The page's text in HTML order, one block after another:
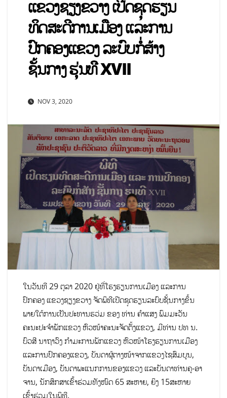
ແຂວງຊຽງຂວາງ ເປີດຊຸດຮຽນ
ທິດສະດີການເມືອງ ແລະການ
ປົກຄອງແຂວງ ລະບົບກໍ່ສ້າງ
ຊັ້ນກາງ ຮຸ່ນທີີ XVII
NOV 3, 2020
ໃນວັນທີ 29 ຕຸລາ 2020 ຢູ່ທີ່ໂຮງຮຽນການເມືອງ ແລະການ
ປົກຄອງ ແຂວງຊຽງຂວາງ ຈັດພິທີເປີດຊຸດຮຽນລະບົບຊັ້ນກາງຂຶ້ນ
ພາຍໃຕ້ການເປັນປະທານຮວ່ມ ຂອງ ທ່ານ ຄຳແສງ ພົມມະວັນ
ຄະນະປະຈຳພັກແຂວງ ຫົວໜ້າຄະນະຈັດຕັ້ງແຂວງ, ມີທ່ານ ປທ ນ.
ບົວສີ ນາຖາວົງ ກຳມະການພັກແຂວງ ຫົວໜ້າໂຮງຮຽນການເມືອງ
ແລະການປົກຄອງແຂວງ, ບັນດາຜູ້ຕາງໜ້າຈາກແຂວງໄຊສົມບູນ,
ບັນດາເມືອງ, ບັນດາພະແນກການຂອງແຂວງ ແລະບັນດາທ່ານຄູ-ອາ
ຈານ, ນັກສຶກສາເຂົ້່າຮ່ວມທັງໜົດ 65 ສະຫາຍ, ຍິງ 15ສະຫາຍ
ເຂົ້າຮ່ວມໃນພິທີ.